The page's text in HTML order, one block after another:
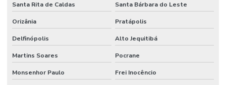
Santa Rita de Caldas Santa Bárbara do Leste
Orizânia Pratápolis
Delfinópolis Alto Jequitibá
Martins Soares Pocrane
Monsenhor Paulo Frei Inocêncio